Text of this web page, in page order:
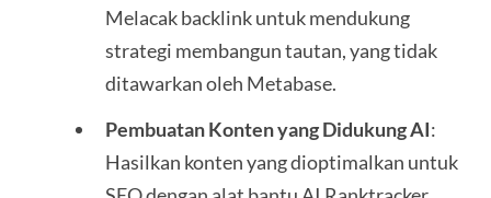
Melacak backlink untuk mendukung
strategi membangun tautan, yang tidak
ditawarkan oleh Metabase.
Pembuatan Konten yang Didukung AI:
Hasilkan konten yang dioptimalkan untuk